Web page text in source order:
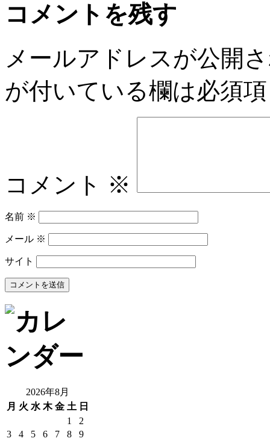
コメントを残す
メールアドレスが公開
が付いている欄は必須
コメント ※
名前 ※
メール ※
サイト
2026年8月
月 火 水 木 金 土 日
1
2
3
4 5 6 7 8
9